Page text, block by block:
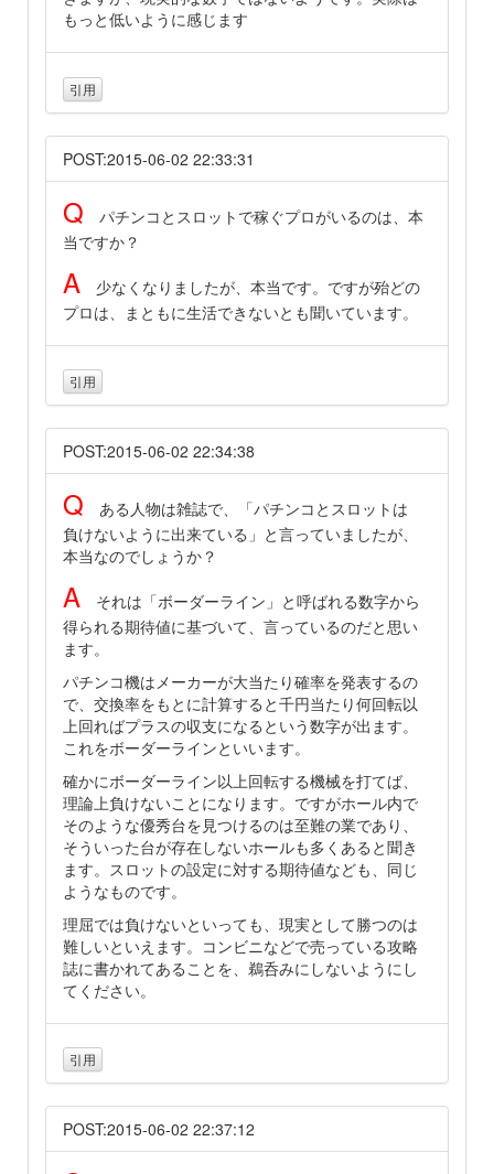
もっと低いように感じます
引用
POST:2015-06-02 22:33:31
Q パチンコとスロットで稼ぐプロがいるのは、本
当ですか？
A 少なくなりましたが、本当です。ですが殆どの
プロは、まともに生活できないとも聞いています。
引用
POST:2015-06-02 22:34:38
Q ある人物は雑誌で、「パチンコとスロットは
負けないように出来ている」と言っていましたが、
本当なのでしょうか？
A それは「ボーダーライン」と呼ばれる数字から
得られる期待値に基づいて、言っているのだと思い
ます。
パチンコ機はメーカーが大当たり確率を発表するの
で、交換率をもとに計算すると千円当たり何回転以
上回ればプラスの収支になるという数字が出ます。
これをボーダーラインといいます。
確かにボーダーライン以上回転する機械を打てば、
理論上負けないことになります。ですがホール内で
そのような優秀台を見つけるのは至難の業であり、
そういった台が存在しないホールも多くあると聞き
ます。スロットの設定に対する期待値なども、同じ
ようなものです。
理屈では負けないといっても、現実として勝つのは
難しいといえます。コンビニなどで売っている攻略
誌に書かれてあることを、鵜呑みにしないようにし
てください。
引用
POST:2015-06-02 22:37:12